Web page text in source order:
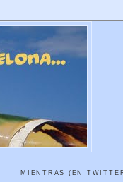
MIENTRAS (EN